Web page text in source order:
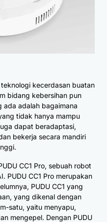
kecerdasan buatan
bidang kebersihan pun
ada adalah bagaimana
tidak hanya mampu
dapat beradaptasi,
bekerja secara mandiri
CC1 Pro, sebuah robot
PUDU CC1 Pro merupakan
PUDU CC1 yang
yang dikenal dengan
satu, yaitu menyapu,
mengepel. Dengan PUDU